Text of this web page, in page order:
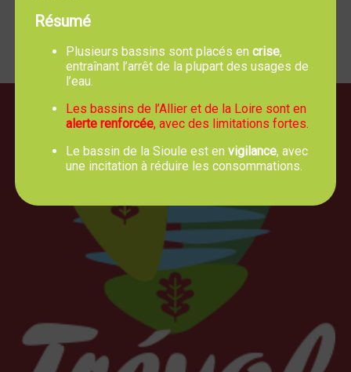
Résumé
Plusieurs bassins sont placés en crise,
entraînant l’arrêt de la plupart des usages de
l’eau.
Les bassins de l’Allier et de la Loire sont en
alerte renforcée, avec des limitations fortes.
Le bassin de la Sioule est en vigilance, avec
une incitation à réduire les consommations.